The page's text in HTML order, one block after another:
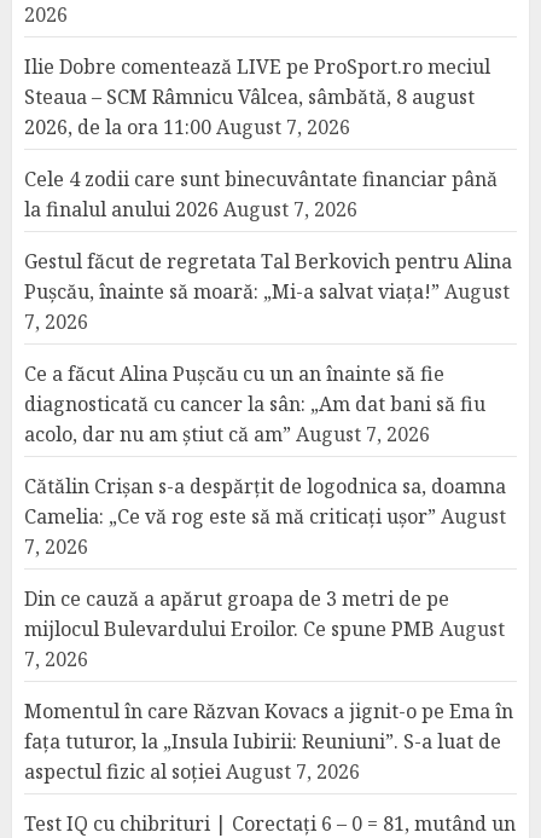
2026
Ilie Dobre comentează LIVE pe ProSport.ro meciul
Steaua – SCM Râmnicu Vâlcea, sâmbătă, 8 august
2026, de la ora 11:00August 7, 2026
Cele 4 zodii care sunt binecuvântate financiar până
la finalul anului 2026 August 7, 2026
Gestul făcut de regretata Tal Berkovich pentru Alina
Pușcău, înainte să moară: „Mi-a salvat viața!” August
7, 2026
Ce a făcut Alina Pușcău cu un an înainte să fie
diagnosticată cu cancer la sân: „Am dat bani să fiu
acolo, dar nu am știut că am” August 7, 2026
Cătălin Crișan s-a despărțit de logodnica sa, doamna
Camelia: „Ce vă rog este să mă criticați ușor” August
7, 2026
Din ce cauză a apărut groapa de 3 metri de pe
mijlocul Bulevardului Eroilor. Ce spune PMB August
7, 2026
Momentul în care Răzvan Kovacs a jignit-o pe Ema în
fața tuturor, la „Insula Iubirii: Reuniuni”. S-a luat de
aspectul fizic al soțieiAugust 7, 2026
Test IQ cu chibrituri | Corectați 6 – 0 = 81, mutând un